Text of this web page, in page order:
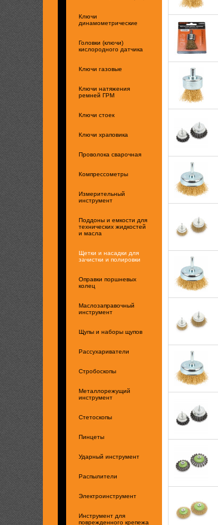
Ключи
динамометрические
Головки (ключи)
кислородного датчика
Ключи газовые
Ключи натяжения
ремней ГРМ
Ключи стоек
Ключи храповика
Проволока сварочная
Компрессометры
Измерительный
инструмент
Поддоны и емкости для
технических жидкостей
и масла
Щетки и насадки для
зачистки и полировки
Оправки поршневых
колец
Маслозаправочный
инструмент
Щупы и наборы щупов
Рассухариватели
Стробоскопы
Металлорежущий
инструмент
Стетоскопы
Пинцеты
Ударный инструмент
Распылители
Электроинструмент
Инструмент для
поврежденного крепежа